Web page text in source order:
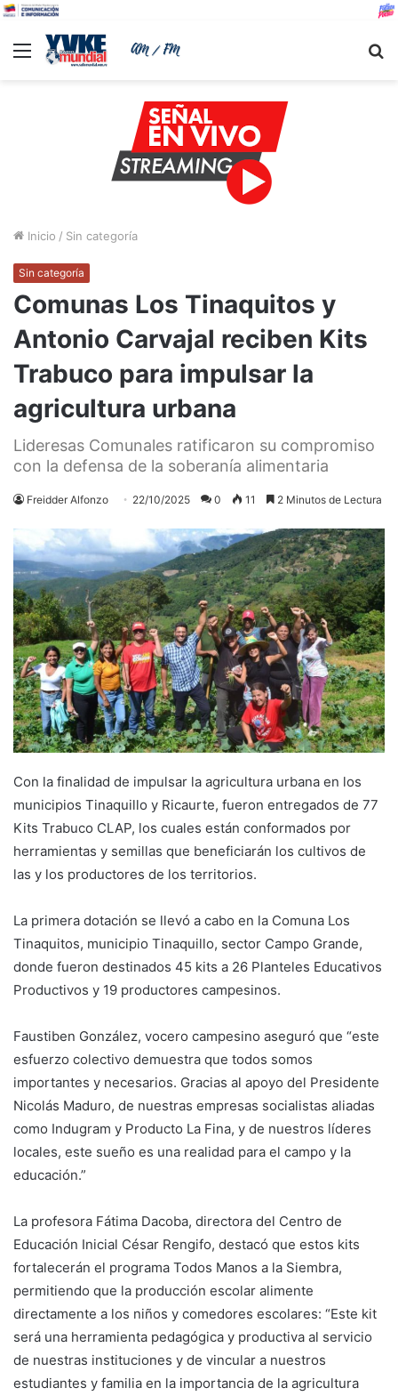
Menu
Inicio / Sin categoría
Sin categoría
Comunas Los Tinaquitos y
Antonio Carvajal reciben Kits
Trabuco para impulsar la
agricultura urbana
Lideresas Comunales ratificaron su compromiso
con la defensa de la soberanía alimentaria
Freidder Alfonzo 22/10/2025 0 11 2 Minutos de Lectura
Con la finalidad de impulsar la agricultura urbana en los
municipios Tinaquillo y Ricaurte, fueron entregados de 77
Kits Trabuco CLAP, los cuales están conformados por
herramientas y semillas que beneficiarán los cultivos de
las y los productores de los territorios.
‎La primera dotación se llevó a cabo en la Comuna Los
Tinaquitos, municipio Tinaquillo, sector Campo Grande,
donde fueron destinados 45 kits a 26 Planteles Educativos
Productivos y 19 productores campesinos.
‎Faustiben González, vocero campesino aseguró que “este
esfuerzo colectivo demuestra que todos somos
importantes y necesarios. Gracias al apoyo del Presidente
Nicolás Maduro, de nuestras empresas socialistas aliadas
como Indugram y Producto La Fina, y de nuestros líderes
locales, este sueño es una realidad para el campo y la
educación.”
‎La profesora Fátima Dacoba, directora del Centro de
Educación Inicial César Rengifo, destacó que estos kits
fortalecerán el programa Todos Manos a la Siembra,
permitiendo que la producción escolar alimente
directamente a los niños y comedores escolares: “Este kit
será una herramienta pedagógica y productiva al servicio
de nuestras instituciones y de vincular a nuestros
estudiantes y familia en la importancia de la agricultura